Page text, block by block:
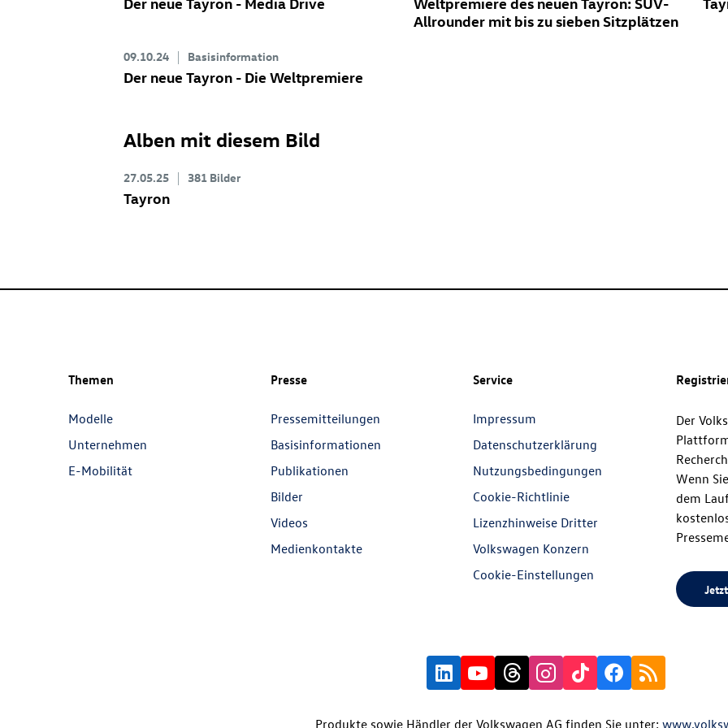
Allrounder mit bis zu sieben Sitzplätzen
09.10.24 Basisinformation
Der neue Tayron - Die Weltpremiere
Alben mit diesem Bild
27.05.25 381 Bilder
Tayron
Themen
Modelle
Unternehmen
E-Mobilität
Presse
Pressemitteilungen
Basisinformationen
Publikationen
Bilder
Videos
Medienkontakte
Service
Impressum
Datenschutzerklärung
Nutzungsbedingungen
Cookie-Richtlinie
Lizenzhinweise Dritter
Volkswagen Konzern
Cookie-Einstellungen
Der
Wenn
dem
Produkte sowie Händler der Volkswagen AG finden Sie unter: